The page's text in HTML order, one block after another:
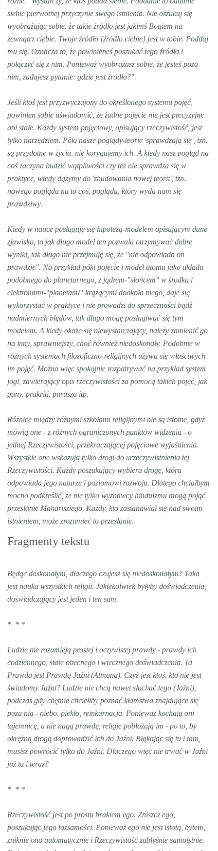
siebie pierwotnej przyczynie swego istnienia. Nie oszukuj się
wyobrażając sobie, że takie źródło jest jakimś Bogiem na
zewnątrz ciebie. Twoje źródło [źródło ciebie] jest w tobie. Poddaj
mu się. Oznacza to, że powinieneś poszukać tego źródła i
połączyć się z nim. Ponieważ wyobrażasz sobie, że jesteś poza
nim, zadajesz pytanie: gdzie jest źródło?".
Jeśli ktoś jest przyzwyczajony do określonego systemu pojęć,
powinien sobie uświadomić, że żadne pojęcie nie jest precyzyjne
ani stałe. Każdy system pojęciowy, opisujący rzeczywistość, jest
tylko narzędziem. Póki nasze poglądy-teorie 'sprawdzają się', tzn.
są przydatne w życiu, nie korygujemy ich. A kiedy nasz pogląd na
coś zaczyna budzić wątpliwości czy też nie sprawdza się w
praktyce, wtedy dążymy do 'zbudowania nowej teorii', tzn.
nowego poglądu na to coś, poglądu, który wyda nam się
prawdziwy.
Kiedy w nauce posługuję się hipotezą-modelem opisującym dane
zjawisko, to jak długo model ten pozwala otrzymywać dobre
wyniki, tak długo nie przejmuję się, że "nie odpowiada on
prawdzie". Na przykład póki pojęcie i model atomu jako układu
podobnego do planetarnego, z jądrem-"słońcem" w środku i
elektronami-"planetami" krążącymi dookoła niego, daje się
wykorzystać w praktyce i nie prowadzi do sprzeczności bądź
nadmiernych błędów, tak długo mogę posługiwać się tym
modelem. A kiedy okaże się niewystarczający, należy zamienić go
na inny, sprawniejszy, choć również niedoskonały. Podobnie w
różnych systemach filozoficzno-religijnych używa się właściwych
im pojęć. Można więc spokojnie rozpatrywać na przykład system
jogi, zawierający opis rzeczywistości za pomocą takich pojęć, jak
guny, prakriti, purusza itp.
Różnice między różnymi szkołami religijnymi nie są istotne, gdyż
mówią one - z różnych ograniczonych punktów widzenia - o
jednej Rzeczywistości, przekraczającej pojęciowe wyjaśnienia.
Wszystkie one wskazują tylko drogi do urzeczywistnienia tej
Rzeczywistości. Każdy poszukujący wybiera drogę, która
odpowiada jego naturze i poziomowi rozwoju. Dlatego chciałbym
mocno podkreślić, że nie tylko wyznawcy hinduizmu mogą pojąć
przesłanie Maharisziego. Każdy, kto zastanawiał się nad swoim
istnieniem, może zrozumieć to przesłanie.
Fragmenty tekstu
Będąc doskonałym, dlaczego czujesz się niedoskonałym? Taka
jest nauka wszystkich religii. Jakiekolwiek byłyby doświadczenia,
doświadczający jest jeden i ten sam.
* * *
Ludzie nie rozumieją prostej i oczywistej prawdy - prawdy ich
codziennego, stale obecnego i wiecznego doświadczenia. Ta
Prawda jest Prawdą Jaźni (Atmana). Czyż jest ktoś, kto nie jest
świadomy Jaźni? Ludzie nie chcą nawet słuchać tego (Jaźni),
podczas gdy chętnie chcieliby poznać kłamstwa znajdujące się
poza nią - niebo, piekło, reinkarnacja. Ponieważ kochają oni
tajemnicę, a nie nagą prawdę, religie pobłażają im - po to, by
okrężną drogą doprowadzić ich do Jaźni. Błąkając się tu i tam,
musisz powrócić tylko do Jaźni. Dlaczego więc nie trwać w Jaźni
już tu i teraz?
* * *
Rzeczywistość jest po prostu brakiem ego. Zniszcz ego,
poszukując jego tożsamości. Ponieważ ego nie jest istotą, bytem,
zniknie ono automatycznie i Rzeczywistość zabłyśnie samoistnie.